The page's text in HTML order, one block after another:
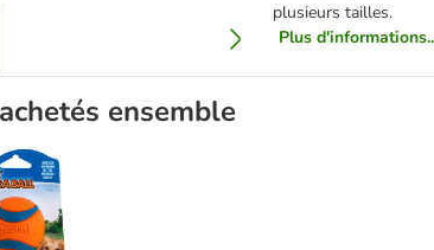
plusieurs tailles.
Plus
ensemble
Ball Chuckit